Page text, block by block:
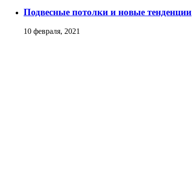
Подвесные потолки и новые тенденции
10 февраля, 2021